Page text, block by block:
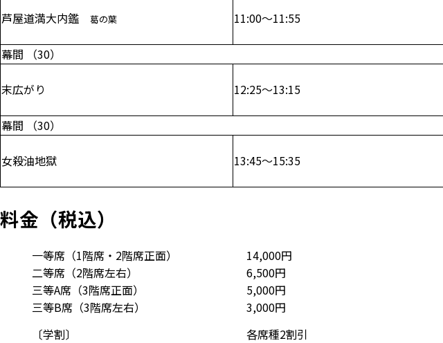
芦屋道満大内鑑 葛の葉 11:00～11:55
幕間 （30）
末広がり 12:25～13:15
幕間 （30）
女殺油地獄 13:45～15:35
料金（税込）
一等席（1階席・2階席正面）
14,000円
二等席（2階席左右）
6,500円
三等A席（3階席正面）
5,000円
三等B席（3階席左右）
3,000円
〔学割〕
各席種2割引